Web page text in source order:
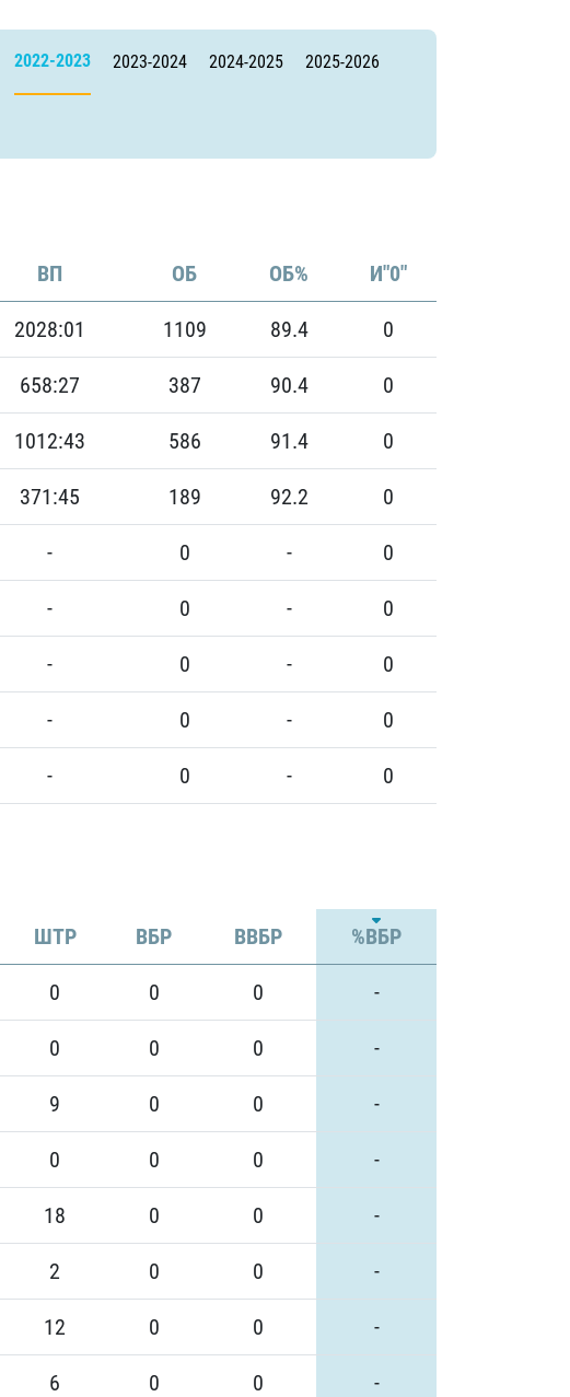
2022-2023 2023-2024 2024-2025 2025-2026
ВП ОБ ОБ% И"0"
2028:01 1109 89.4 0
658:27 387 90.4 0
1012:43 586 91.4 0
371:45 189 92.2 0
- 0 - 0
- 0 - 0
- 0 - 0
- 0 - 0
- 0 - 0
ШТР ВБР ВВБР %ВБР
0 0 0 -
0 0 0 -
9 0 0 -
0 0 0 -
18 0 0 -
2 0 0 -
12 0 0 -
6 0 0 -